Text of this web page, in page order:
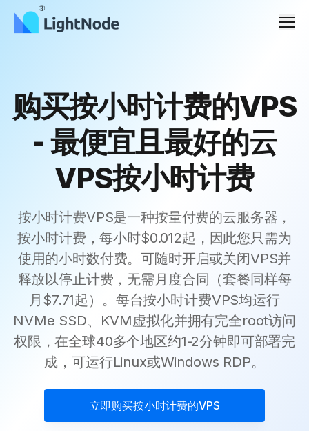
购买按小时计费的VPS
- 最便宜且最好的云
VPS按小时计费
按小时计费VPS是一种按量付费的云服务器，
按小时计费，每小时$0.012起，因此您只需为
使用的小时数付费。可随时开启或关闭VPS并
释放以停止计费，无需月度合同（套餐同样每
月$7.71起）。每台按小时计费VPS均运行
NVMe SSD、KVM虚拟化并拥有完全root访问
权限，在全球40多个地区约1-2分钟即可部署完
成，可运行Linux或Windows RDP。
立即购买按小时计费的VPS